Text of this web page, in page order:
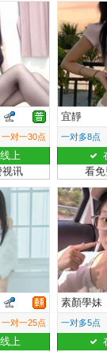
一对一30点
上
视讯
宜靜
一对多8点
看
一对一25点
上
素顏學妹
一对多5点